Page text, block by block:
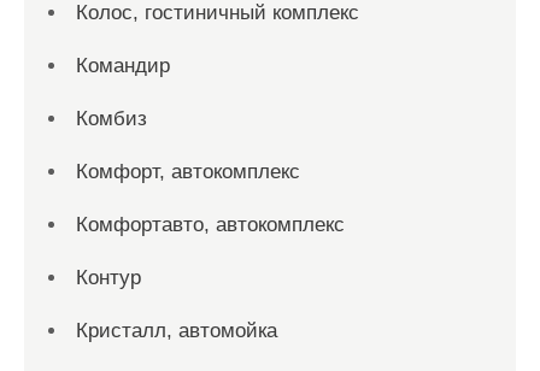
Колос, гостиничный комплекс
Командир
Комбиз
Комфорт, автокомплекс
Комфортавто, автокомплекс
Контур
Кристалл, автомойка